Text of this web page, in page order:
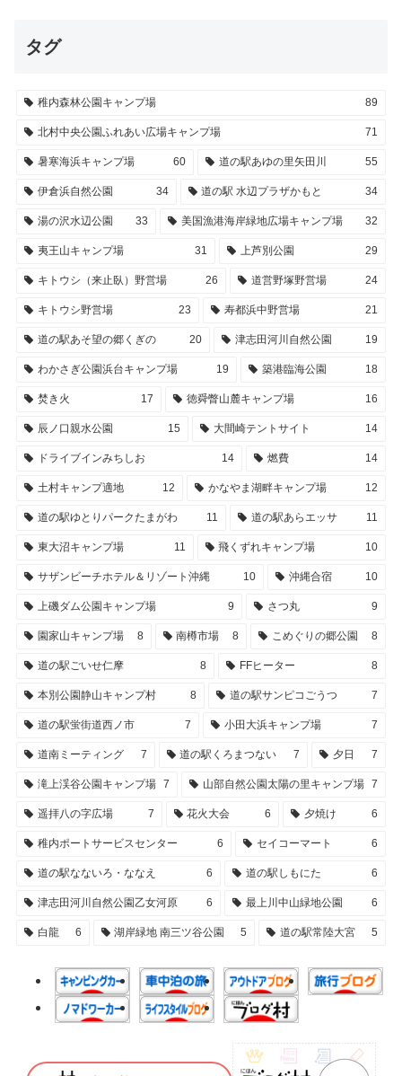
タグ
稚内森林公園キャンプ場 89
北村中央公園ふれあい広場キャンプ場 71
暑寒海浜キャンプ場 60 道の駅あゆの里矢田川 55
伊倉浜自然公園 34 道の駅 水辺プラザかもと 34
湯の沢水辺公園 33 美国漁港海岸緑地広場キャンプ場 32
夷王山キャンプ場 31 上芦別公園 29
キトウシ（来止臥）野営場 26 道営野塚野営場 24
キトウシ野営場 23 寿都浜中野営場 21
道の駅あそ望の郷くぎの 20 津志田河川自然公園 19
わかさぎ公園浜台キャンプ場 19 築港臨海公園 18
焚き火 17 徳舜瞥山麓キャンプ場 16
辰ノ口親水公園 15 大間崎テントサイト 14
ドライブインみちしお 14 燃費 14
土村キャンプ適地 12 かなやま湖畔キャンプ場 12
道の駅ゆとりパークたまがわ 11 道の駅あらエッサ 11
東大沼キャンプ場 11 飛くずれキャンプ場 10
サザンビーチホテル＆リゾート沖縄 10 沖縄合宿 10
上磯ダム公園キャンプ場 9 さつ丸 9
園家山キャンプ場 8 南樽市場 8 こめぐりの郷公園 8
道の駅ごいせ仁摩 8 FFヒーター 8
本別公園静山キャンプ村 8 道の駅サンピコごうつ 7
道の駅蛍街道西ノ市 7 小田大浜キャンプ場 7
道南ミーティング 7 道の駅くろまつない 7 夕日 7
滝上渓谷公園キャンプ場 7 山部自然公園太陽の里キャンプ場 7
遥拝八の字広場 7 花火大会 6 夕焼け 6
稚内ポートサービスセンター 6 セイコーマート 6
道の駅なないろ・ななえ 6 道の駅しもにた 6
津志田河川自然公園乙女河原 6 最上川中山緑地公園 6
白龍 6 湖岸緑地 南三ツ谷公園 5 道の駅常陸大宮 5